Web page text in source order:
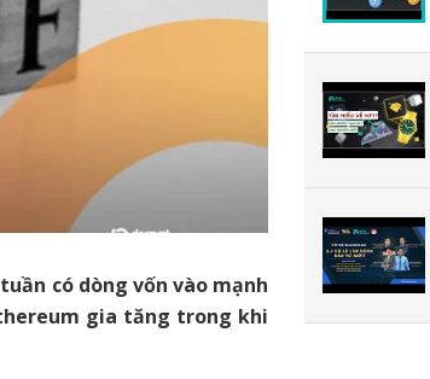
có dòng vốn vào mạnh
gia tăng trong khi